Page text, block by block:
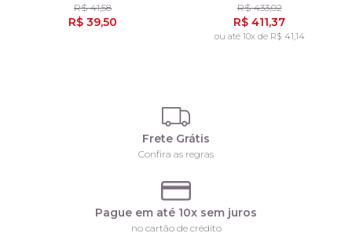
R$ 41,58
R$ 39,50
R$ 433,02
R$ 411,37
ou até 10x de R$ 41,14
Frete Grátis
Confira as regras
Pague em até 10x sem juros
no cartão de crédito